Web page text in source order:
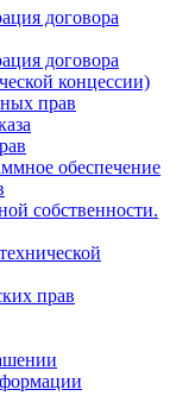
договора
договора
концессии)
прав
обеспечение
собственности.
прав